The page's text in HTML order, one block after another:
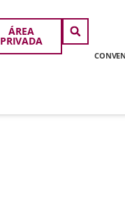
ÁREA
PRIVADA